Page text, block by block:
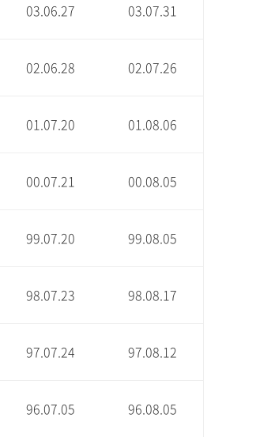
03.06.27 03.07.31
02.06.28 02.07.26
01.07.20 01.08.06
00.07.21 00.08.05
99.07.20 99.08.05
98.07.23 98.08.17
97.07.24 97.08.12
96.07.05 96.08.05